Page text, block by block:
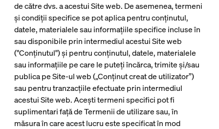
de către dvs. a acestui Site web. De asemenea, termeni
și condiții specifice se pot aplica pentru conținutul,
datele, materialele sau informațiile specifice incluse în
sau disponibile prin intermediul acestui Site web
("Conținutul") și pentru conținutul, datele, materialele
sau informațiile pe care le puteți încărca, trimite și/sau
publica pe Site-ul web („Conținut creat de utilizator”)
sau pentru tranzacțiile efectuate prin intermediul
acestui Site web. Acești termeni specifici pot fi
suplimentari față de Termenii de utilizare sau, în
măsura în care acest lucru este specificat în mod